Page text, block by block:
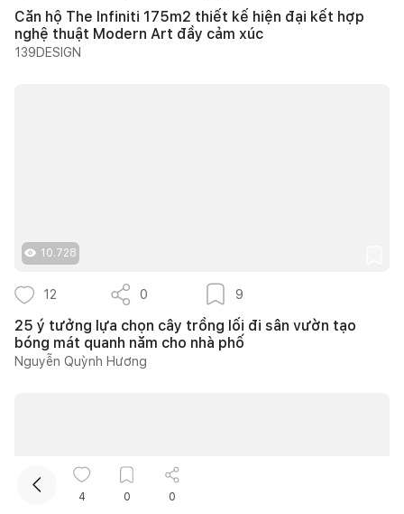
Căn hộ The Infiniti 175m2 thiết kế hiện đại kết hợp
nghệ thuật Modern Art đầy cảm xúc
139DESIGN
10.728
12 0 9
25 ý tưởng lựa chọn cây trồng lối đi sân vườn tạo
bóng mát quanh năm cho nhà phố
Nguyễn Quỳnh Hương
4 0 0
Kết nối thiết kế, thi công
Mua sắm hoàn thiện nhà